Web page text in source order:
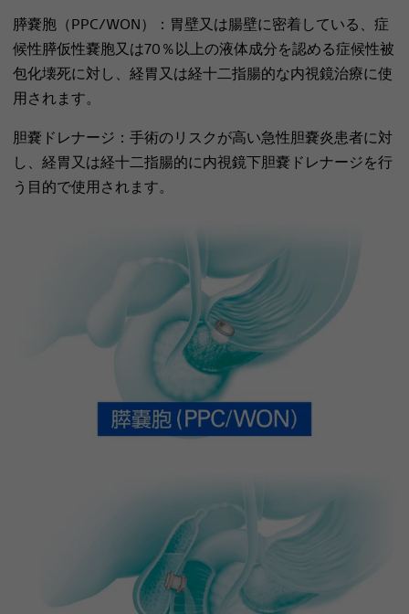
膵嚢胞（PPC/WON）：胃壁又は腸壁に密着している、症
候性膵仮性嚢胞又は70％以上の液体成分を認める症候性被
包化壊死に対し、経胃又は経十二指腸的な内視鏡治療に使
用されます。
胆嚢ドレナージ：手術のリスクが高い急性胆嚢炎患者に対
し、経胃又は経十二指腸的に内視鏡下胆嚢ドレナージを行
う目的で使用されます。